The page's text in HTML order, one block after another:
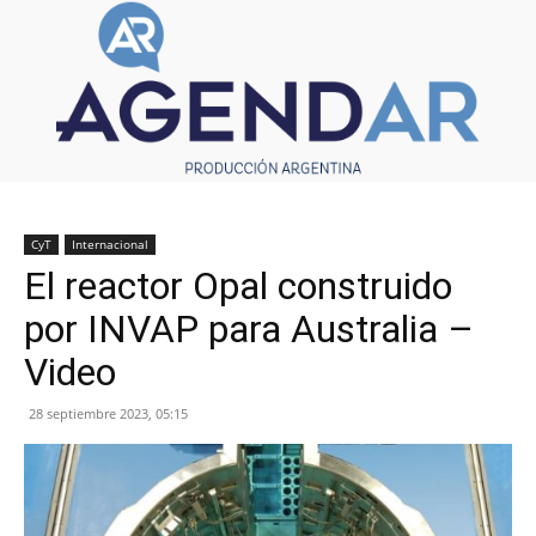
CyT Internacional
El reactor Opal construido
por INVAP para Australia –
Video
28 septiembre 2023, 05:15